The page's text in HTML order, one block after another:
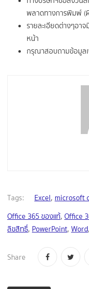
พลาดทางการพิมพ์ (
รายละเอียดต่างๆอา
หน้า
กรุณาสอบถามข้อมูล
Tags: Excel, microsoft
Office 365 ของแท้, Office
ลิขสิทธิ์, PowerPoint, Word,
Share